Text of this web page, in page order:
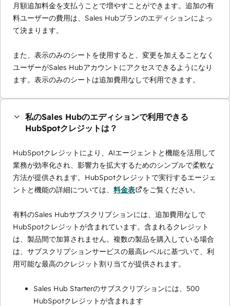
月額追加料金を支払うことで増やすことができます。追加の有
料ユーザーの費用は、Sales Hubプランのエディションによっ
て決まります。
また、表示のみのシートを使用すると、変更を加えることなく
ユーザーがSales Hubアカウントにアクセスできるようになり
ます。表示のみのシートは追加費用なしで利用できます。
私のSales Hubのエディションで利用できる
HubSpotクレジットは？
HubSpotクレジットにより、AIエージェントと機能を活用して
業務が効率化され、影響力を拡大するためのシンプルで柔軟な
方法が提供されます。HubSpotクレジットで実行するエージェ
ントと機能の詳細については、 料金表 をご覧ください。
有料のSales Hubサブスクリプションには、追加費用なしで
HubSpotクレジットが含まれています。含まれるクレジット
は、製品間で加算されません。複数の製品を購入している場合
は、サブスクリプションサービスの最高レベルに基づいて、利
用可能な最高のクレジット割り当てが提供されます。
Sales Hub Starterのサブスクリプションには、500
HubSpotクレジットが含まれます